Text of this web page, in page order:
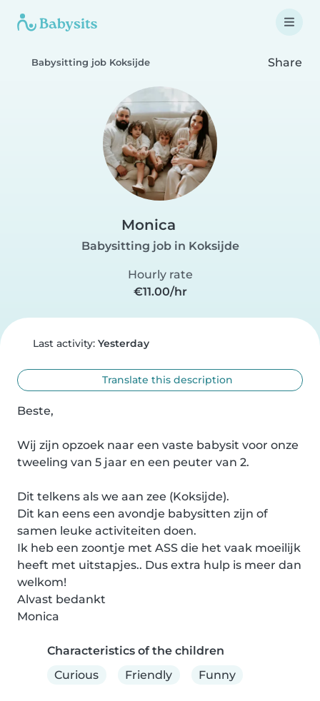
Babysitting job Koksijde Share
Monica
Babysitting job in Koksijde
Hourly rate
€11.00/hr
Last activity: Yesterday
Translate this description
Beste,
Wij zijn opzoek naar een vaste babysit voor onze
tweeling van 5 jaar en een peuter van 2.
Dit telkens als we aan zee (Koksijde).
Dit kan eens een avondje babysitten zijn of
samen leuke activiteiten doen.
Ik heb een zoontje met ASS die het vaak moeilijk
heeft met uitstapjes.. Dus extra hulp is meer dan
welkom!
Alvast bedankt
Monica
Characteristics of the children
Curious
Friendly Funny